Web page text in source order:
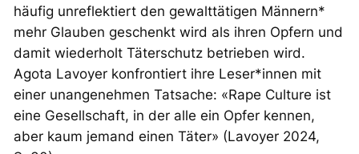
häufig unreflektiert den gewalttätigen Männern*
mehr Glauben geschenkt wird als ihren Opfern und
damit wiederholt Täterschutz betrieben wird.
Agota Lavoyer konfrontiert ihre Leser*innen mit
einer unangenehmen Tatsache: «Rape Culture ist
eine Gesellschaft, in der alle ein Opfer kennen,
aber kaum jemand einen Täter» (Lavoyer 2024,